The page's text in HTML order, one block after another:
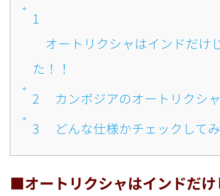
1
た！！
2
■カンボジアのオートリクシ
3
■どんな仕様かチェックして
■オートリクシャはインドだ